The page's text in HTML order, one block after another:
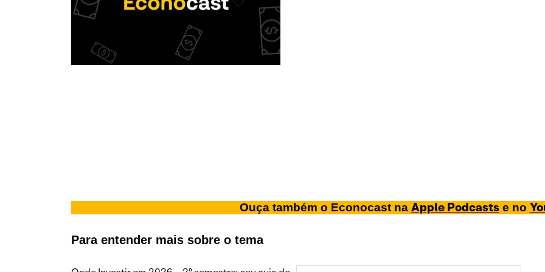
Ouça também o Econocast na Apple Podcasts e no
Para entender mais sobre o tema